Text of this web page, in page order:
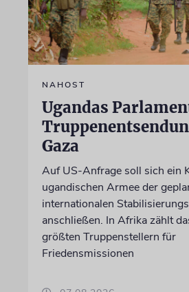
NAHOST
Ugandas
Gaza
Auf US-Anfrage soll sich ein
ugandischen Armee der
internationalen
anschließen. In Afrika zählt
größten Truppenstellern für
Friedensmissionen